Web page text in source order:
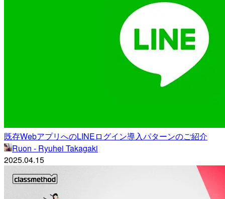
既存WebアプリへのLINEログイン導入パターンのご紹介
Ruon - Ryuhei Takagaki
2025.04.15